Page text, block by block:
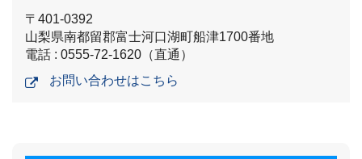
〒401-0392
山梨県南都留郡富士河口湖町船津1700番地
電話 : 0555-72-1620（直通）
お問い合わせはこちら